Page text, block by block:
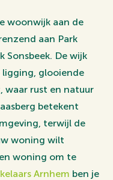
woonwijk aan de
aan Park
Sonsbeek. De wijk
ligging, glooiende
waar rust en natuur
betekent
terwijl de
woning wilt
woning om te
Arnhem ben je